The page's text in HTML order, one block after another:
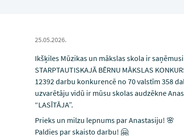
25.05.2026.
Ikšķiles Mūzikas un mākslas skola ir
STARPTAUTISKAJĀ BĒRNU MĀKSLAS
12392 darbu konkurencē no 70 valstīm 358
uzvarētāju vidū ir mūsu skolas audzēkne
“LASĪTĀJA”.
Prieks un milzu lepnums par Anastasiju! 🌸
Paldies par skaisto darbu! 🤗